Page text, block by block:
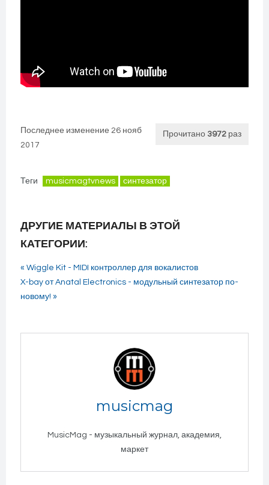
Прочитано 3972 раз
Последнее изменение 26 нояб
2017
Теги musicmagtvnews синтезатор
ДРУГИЕ МАТЕРИАЛЫ В ЭТОЙ
КАТЕГОРИИ:
« Wiggle Kit - MIDI контроллер для вокалистов
X-bay от Anatal Electronics - модульный синтезатор по-
новому! »
musicmag
MusicMag - музыкальный журнал, академия,
маркет